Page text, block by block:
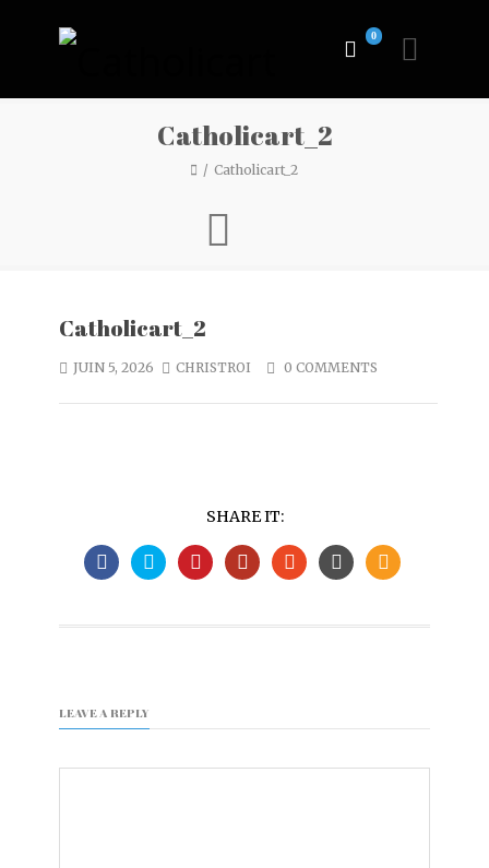
0
Catholicart_2
Catholicart_2
Catholicart_2
JUIN 5, 2026 CHRISTROI 0 COMMENTS
SHARE IT:
LEAVE A REPLY